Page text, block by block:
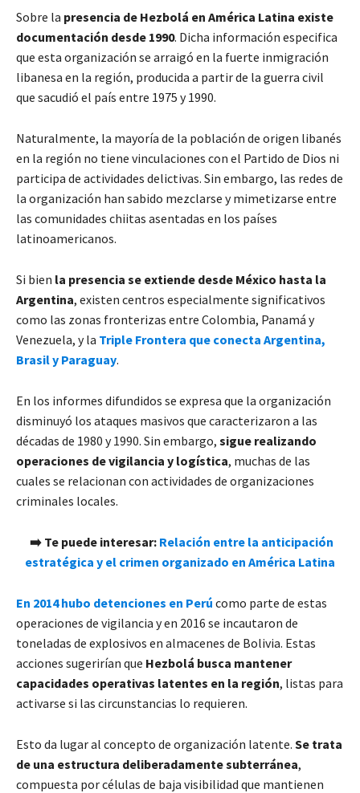
Sobre la presencia de Hezbolá en América Latina existe
documentación desde 1990. Dicha información especifica
que esta organización se arraigó en la fuerte inmigración
libanesa en la región, producida a partir de la guerra civil
que sacudió el país entre 1975 y 1990.
Naturalmente, la mayoría de la población de origen libanés
en la región no tiene vinculaciones con el Partido de Dios ni
participa de actividades delictivas. Sin embargo, las redes de
la organización han sabido mezclarse y mimetizarse entre
las comunidades chiitas asentadas en los países
latinoamericanos.
Si bien la presencia se extiende desde México hasta la
Argentina, existen centros especialmente significativos
como las zonas fronterizas entre Colombia, Panamá y
Venezuela, y la Triple Frontera que conecta Argentina,
Brasil y Paraguay.
En los informes difundidos se expresa que la organización
disminuyó los ataques masivos que caracterizaron a las
décadas de 1980 y 1990. Sin embargo, sigue realizando
operaciones de vigilancia y logística, muchas de las
cuales se relacionan con actividades de organizaciones
criminales locales.
➡️ Te puede interesar: Relación entre la anticipación
estratégica y el crimen organizado en América Latina
En 2014 hubo detenciones en Perú como parte de estas
operaciones de vigilancia y en 2016 se incautaron de
toneladas de explosivos en almacenes de Bolivia. Estas
acciones sugerirían que Hezbolá busca mantener
capacidades operativas latentes en la región, listas para
activarse si las circunstancias lo requieren.
Esto da lugar al concepto de organización latente. Se trata
de una estructura deliberadamente subterránea,
compuesta por células de baja visibilidad que mantienen